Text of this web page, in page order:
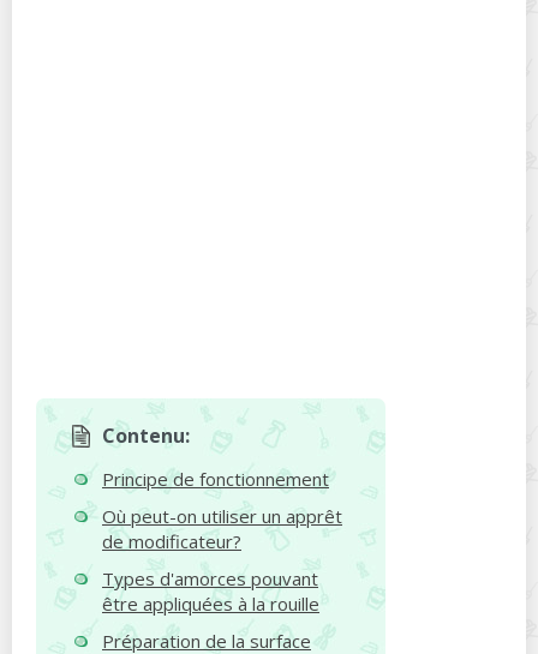
Contenu:
Principe de fonctionnement
Où peut-on utiliser un apprêt
de modificateur?
Types d'amorces pouvant
être appliquées à la rouille
Préparation de la surface